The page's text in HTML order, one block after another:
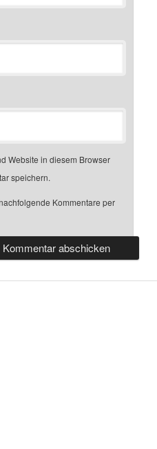
Website in diesem Browser
speichern.
Kommentare per